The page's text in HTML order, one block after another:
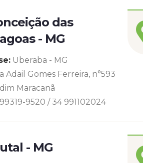
das
- MG
Uberaba - MG
Adail Gomes Ferreira, n°593
Maracanã
9520 / 34 991102024
- MG